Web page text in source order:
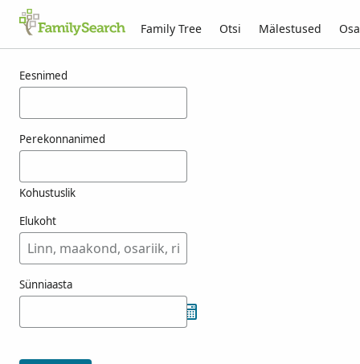
Family Tree Otsi Mälestused
Eesnimed
Perekonnanimed
Kohustuslik
Elukoht
Sünniaasta